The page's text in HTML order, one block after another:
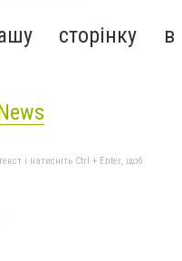
сторінку в
і натисніть Ctrl + Enter, щоб